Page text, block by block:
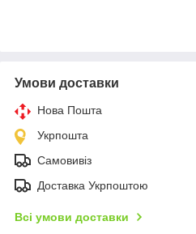
Умови доставки
Нова Пошта
Укрпошта
Самовивіз
Доставка Укрпоштою
Всі умови доставки